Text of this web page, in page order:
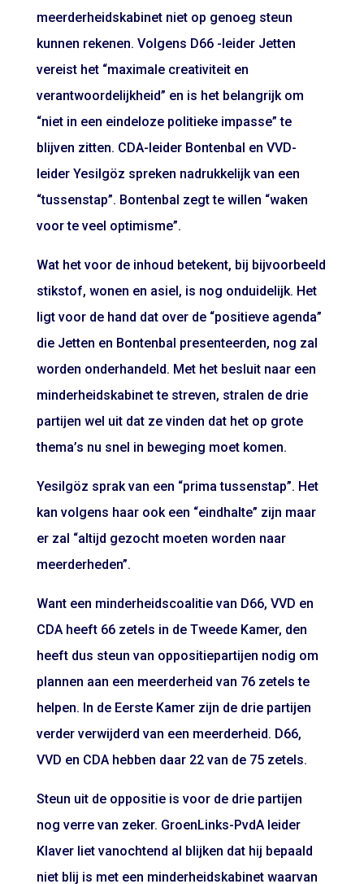
meerderheidskabinet niet op genoeg steun
kunnen rekenen. Volgens D66 -leider Jetten
vereist het “maximale creativiteit en
verantwoordelijkheid” en is het belangrijk om
“niet in een eindeloze politieke impasse” te
blijven zitten. CDA-leider Bontenbal en VVD-
leider Yesilgöz spreken nadrukkelijk van een
“tussenstap”. Bontenbal zegt te willen “waken
voor te veel optimisme”.
Wat het voor de inhoud betekent, bij bijvoorbeeld
stikstof, wonen en asiel, is nog onduidelijk. Het
ligt voor de hand dat over de “positieve agenda”
die Jetten en Bontenbal presenteerden, nog zal
worden onderhandeld. Met het besluit naar een
minderheidskabinet te streven, stralen de drie
partijen wel uit dat ze vinden dat het op grote
thema’s nu snel in beweging moet komen.
Yesilgöz sprak van een “prima tussenstap”. Het
kan volgens haar ook een “eindhalte” zijn maar
er zal “altijd gezocht moeten worden naar
meerderheden”.
Want een minderheidscoalitie van D66, VVD en
CDA heeft 66 zetels in de Tweede Kamer, den
heeft dus steun van oppositiepartijen nodig om
plannen aan een meerderheid van 76 zetels te
helpen. In de Eerste Kamer zijn de drie partijen
verder verwijderd van een meerderheid. D66,
VVD en CDA hebben daar 22 van de 75 zetels.
Steun uit de oppositie is voor de drie partijen
nog verre van zeker. GroenLinks-PvdA leider
Klaver liet vanochtend al blijken dat hij bepaald
niet blij is met een minderheidskabinet waarvan